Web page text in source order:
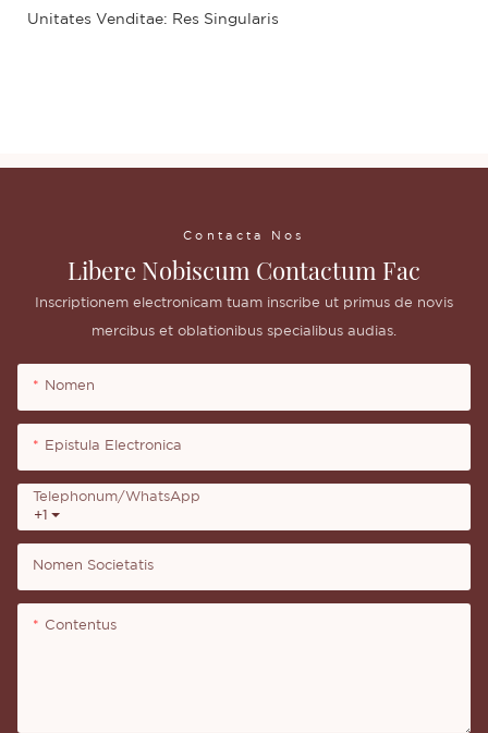
Unitates Venditae: Res Singularis
Contacta Nos
Libere Nobiscum Contactum Fac
Inscriptionem electronicam tuam inscribe ut primus de novis
mercibus et oblationibus specialibus audias.
Nomen
Epistula Electronica
+1
Telephonum/WhatsApp
Nomen Societatis
Contentus